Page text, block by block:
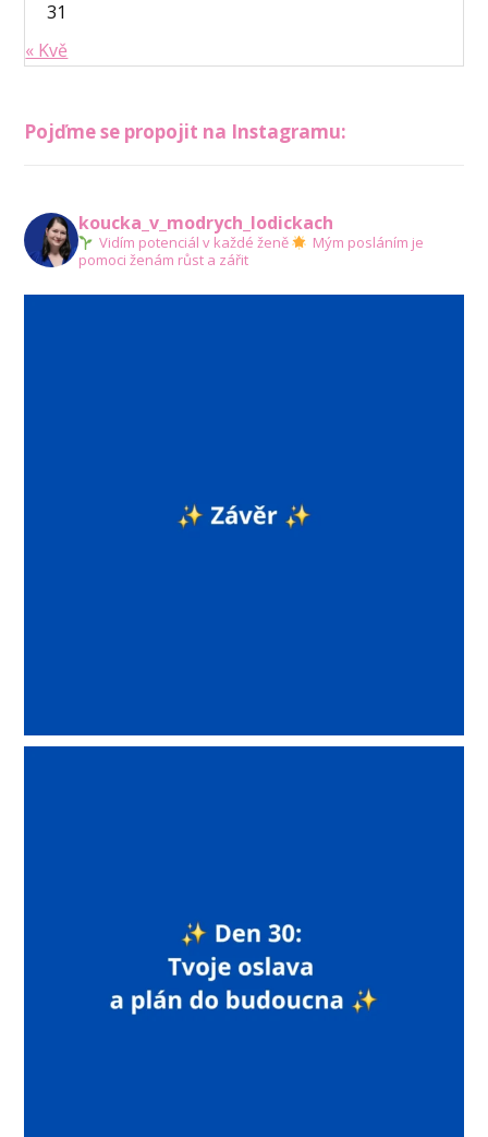
31
« Kvě
Pojďme se propojit na Instagramu:
koucka_v_modrych_lodickach
Vidím potenciál v každé ženě
Mým posláním je
pomoci ženám růst a zářit